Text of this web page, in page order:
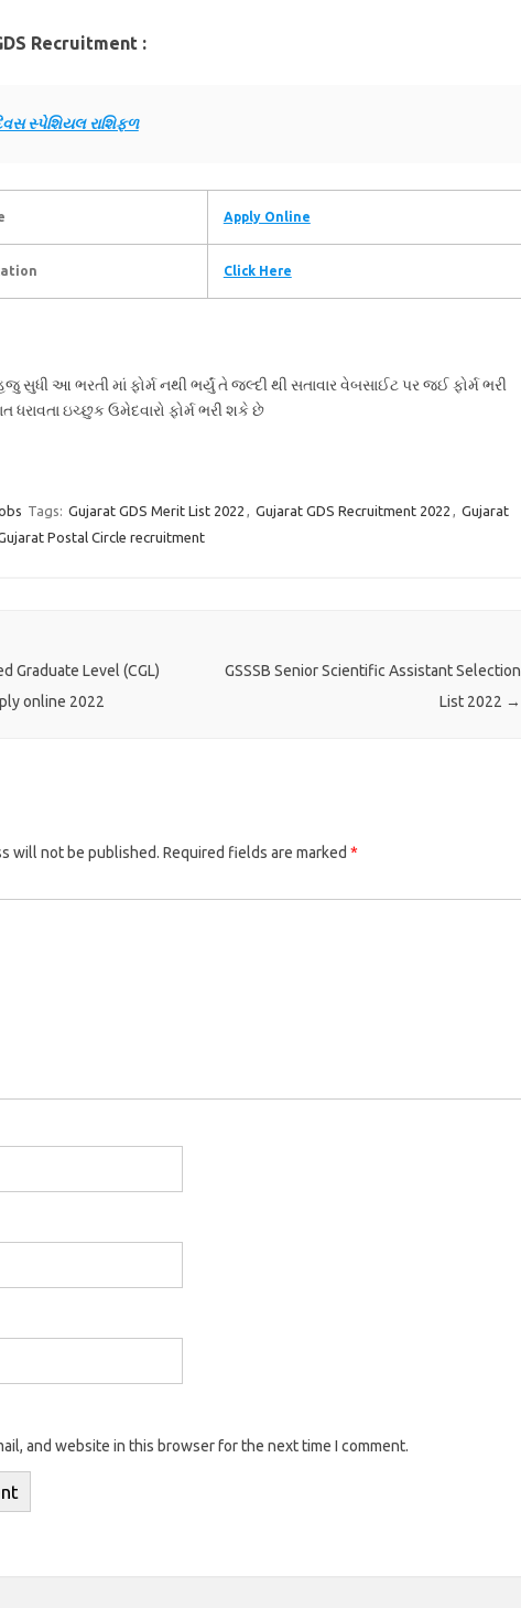
Recruitment :
સ્પેશિયલ રાશિફળ
Apply Online
Click Here
હજુ સુધી આ ભરતી માં ફોર્મ નથી ભર્યું તે જલ્દી થી સતાવાર વેબસાઈટ પર જઈ ફોર્મ ભરી
ધરાવતા ઇચ્છુક ઉમેદવારો ફોર્મ ભરી શકે છે
Tags: Gujarat GDS Merit List 2022 , Gujarat GDS Recruitment 2022 , Gujarat
Postal Circle recruitment
Graduate Level (CGL)
online 2022
GSSSB Senior Scientific Assistant Selection
List 2022 →
will not be published. Required fields are marked *
and website in this browser for the next time I comment.